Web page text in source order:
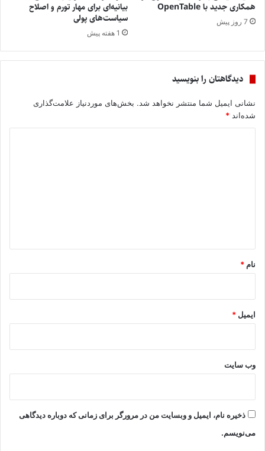
همکاری جدید با OpenTable
7 روز پیش
بیانیه‌ای برای مهار تورم و اصلاح
سیاست‌های پولی
1 هفته پیش
دیدگاهتان را بنویسید
نشانی ایمیل شما منتشر نخواهد شد. بخش‌های موردنیاز علامت‌گذاری
شده‌اند *
نام *
ایمیل *
وب‌ سایت
ذخیره نام، ایمیل و وبسایت من در مرورگر برای زمانی که دوباره دیدگاهی
می‌نویسم.